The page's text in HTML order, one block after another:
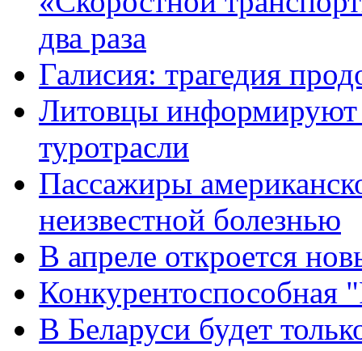
два раза
Галисия: трагедия
Литовцы информируют
туротрасли
Пассажиры
неизвестной болезнью
В апреле откроется
Конкурентоспособная
В Беларуси будет